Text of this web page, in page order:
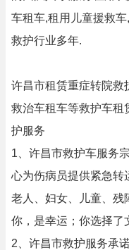
车租车,租用儿童援救
救护行业多年.
许昌市租赁重症转院救
救治车租车等救护车租
护服务
1、许昌市救护车服务
心为伤病员提供紧急转
老人、妇女、儿童、残
你，是幸运；你选择了
2、许昌市救护服务承